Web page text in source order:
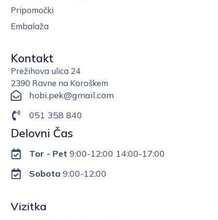
Pripomočki
Embalaža
Kontakt
Prežihova ulica 24
2390 Ravne na Koroškem
hobi.pek@gmail.com
051 358 840
Delovni Čas
Tor - Pet 9:00-12:00 14:00-17:00
Sobota9:00-12:00
Vizitka